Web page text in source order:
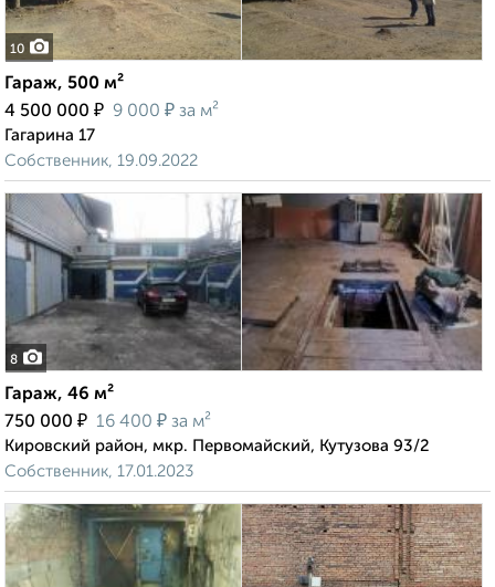
10
Гараж, 500 м²
4 500 000 ₽ 9 000 ₽ за м²
Гагарина 17
Собственник, 19.09.2022
8
Гараж, 46 м²
750 000 ₽ 16 400 ₽ за м²
Кировский район, мкр. Первомайский, Кутузова 93/2
Собственник, 17.01.2023